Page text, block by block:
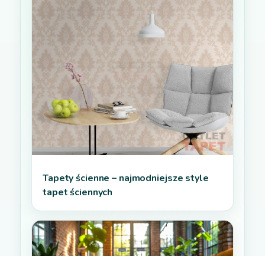
Tapety ścienne – najmodniejsze style
tapet ściennych